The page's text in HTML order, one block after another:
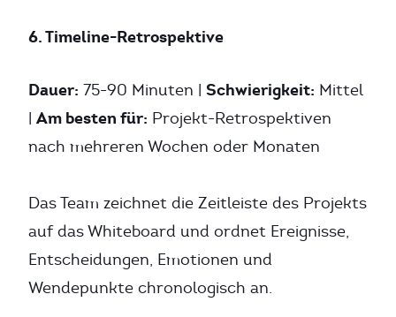
6. Timeline-Retrospektive
Dauer: 75-90 Minuten | Schwierigkeit: Mittel
| Am besten für: Projekt-Retrospektiven
nach mehreren Wochen oder Monaten
Das Team zeichnet die Zeitleiste des Projekts
auf das Whiteboard und ordnet Ereignisse,
Entscheidungen, Emotionen und
Wendepunkte chronologisch an.